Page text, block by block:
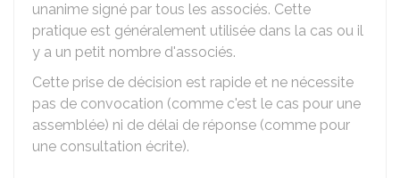
unanime signé par tous les associés. Cette
pratique est généralement utilisée dans la cas ou il
y a un petit nombre d'associés.
Cette prise de décision est rapide et ne nécessite
pas de convocation (comme c'est le cas pour une
assemblée) ni de délai de réponse (comme pour
une consultation écrite).